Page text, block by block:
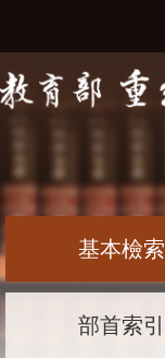
基本檢索
部首索引